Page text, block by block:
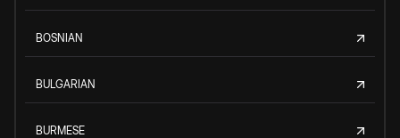
BOSNIAN
BULGARIAN
BURMESE